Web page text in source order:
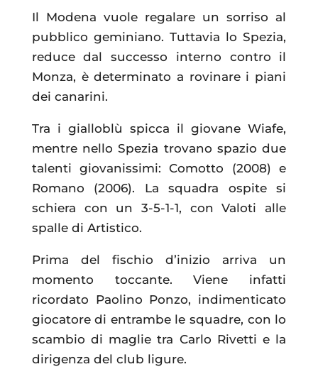
Il Modena vuole regalare un sorriso al
pubblico geminiano. Tuttavia lo Spezia,
reduce dal successo interno contro il
Monza, è determinato a rovinare i piani
dei canarini.
Tra i gialloblù spicca il giovane Wiafe,
mentre nello Spezia trovano spazio due
talenti giovanissimi: Comotto (2008) e
Romano (2006). La squadra ospite si
schiera con un 3-5-1-1, con Valoti alle
spalle di Artistico.
Prima del fischio d’inizio arriva un
momento toccante. Viene infatti
ricordato Paolino Ponzo, indimenticato
giocatore di entrambe le squadre, con lo
scambio di maglie tra Carlo Rivetti e la
dirigenza del club ligure.